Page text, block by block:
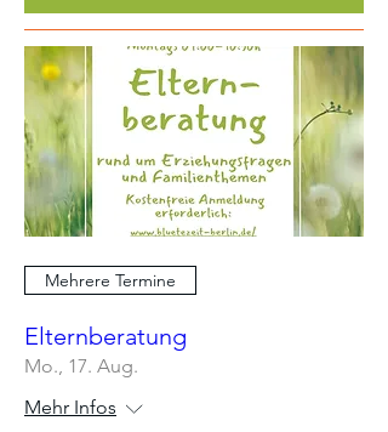
Mehrere Termine
Elternberatung
Mo., 17. Aug.
Mehr Infos